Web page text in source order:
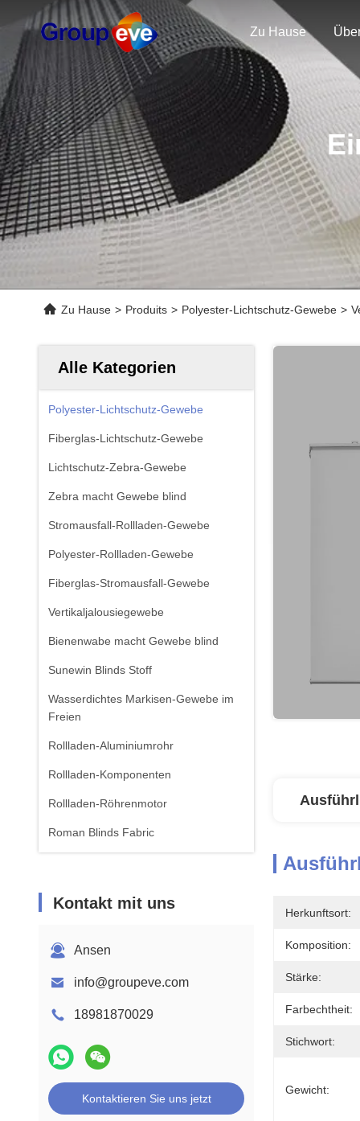
Zu Hause
Zu Hause > Produits > Polyester-Lichtschutz-Gewebe >
Alle Kategorien
Polyester-Lichtschutz-Gewebe
Fiberglas-Lichtschutz-Gewebe
Lichtschutz-Zebra-Gewebe
Zebra macht Gewebe blind
Stromausfall-Rollladen-Gewebe
Polyester-Rollladen-Gewebe
Fiberglas-Stromausfall-Gewebe
Vertikaljalousiegewebe
Bienenwabe macht Gewebe blind
Sunewin Blinds Stoff
Wasserdichtes Markisen-Gewebe im
Freien
Rollladen-Aluminiumrohr
Rollladen-Komponenten
Rollladen-Röhrenmotor
Roman Blinds Fabric
Kontakt mit uns
Ansen
info@groupeve.com
18981870029
Kontaktieren Sie uns jetzt
Herkunftsort:
Komposition:
Stärke:
Farbechtheit:
Stichwort:
Gewicht: